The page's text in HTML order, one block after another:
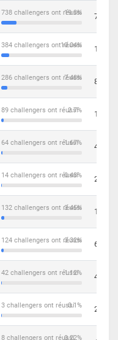
19.3%
738 challengers ont réussi 7
10.04%
384 challengers ont réussi 13
7.48%
286 challengers ont réussi 8
2.7%
89 challengers ont réussi 10
1.67%
64 challengers ont réussi 4
0.43%
14 challengers ont réussi 2
3.45%
132 challengers ont réussi 12
3.32%
124 challengers ont réussi 6
1.12%
42 challengers ont réussi 4
0.1%
3 challengers ont réussi 2
0.22%
8 challengers ont réussi